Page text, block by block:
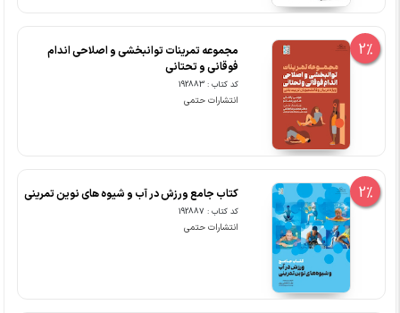
2%
مجموعه تمرینات توانبخشی و اصلاحی اندام
فوقانی و تحتانی
کد کتاب : 192883
انتشارات حتمی
2% کتاب جامع ورزش در آب و شیوه های نوین تمرینی
کد کتاب : 192887
انتشارات حتمی